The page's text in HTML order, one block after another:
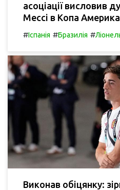
асоціації висловив
Мессі в Копа
#Іспанія #Бразилія #
Виконав обіцянку: